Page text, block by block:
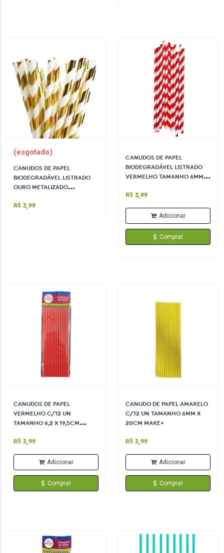
(esgotado)
CANUDOS DE PAPEL
BIODEGRADÁVEL LISTRADO
OURO METALIZADO
CONTÉM 12 UN MAKE+
R$ 3,99
CANUDOS DE PAPEL
BIODEGRADÁVEL LISTRADO
VERMELHO TAMANHO 6MM X
R$ 3,99
Adicionar
Comprar
CANUDOS DE PAPEL
VERMELHO C/12 UN
TAMANHO 6,2 X 19,5CM
R$ 3,99
Adicionar
Comprar
CANUDO DE PAPEL AMARELO
C/12 UN TAMANHO 6MM X
20CM MAKE+
R$ 3,99
Adicionar
Comprar